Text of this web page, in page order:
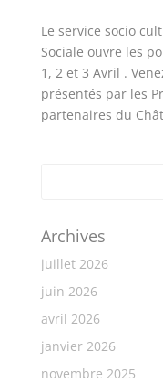
Le service socio
Sociale ouvre les
1, 2 et 3 Avril .
présentés par les
partenaires du
Archives
juillet 2026
juin 2026
avril 2026
janvier 2026
novembre 2025